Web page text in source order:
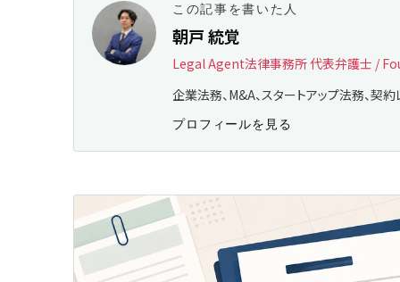
この記事を書いた人
朝戸 統覚
Legal Agent法律事務所 代表弁護士 /
企業法務、M&A、スタートアップ法務、契
プロフィールを見る